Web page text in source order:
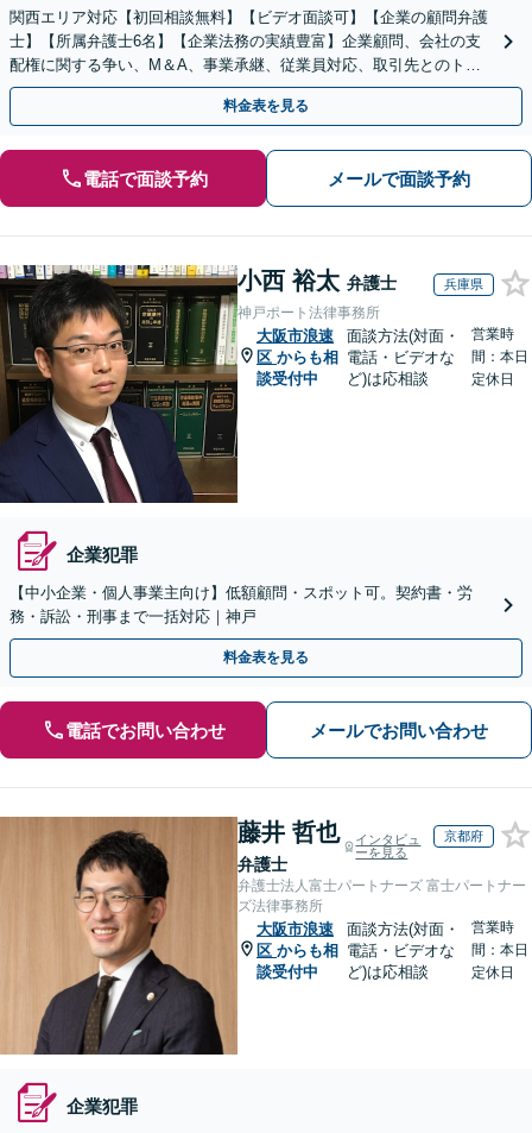
関西エリア対応【初回相談無料】【ビデオ面談可】【企業の顧問弁護
士】【所属弁護士6名】【企業法務の実績豊富】企業顧問、会社の支
配権に関する争い、M＆A、事業承継、従業員対応、取引先とのトラ
ブル、債権回収等につき豊富な対応実績
料金表を見る
電話で面談予約 メールで面談予約
小西 裕太 弁護士 兵庫県
神戸ポート法律事務所
大阪市浪速
区 からも相
談受付中
面談方法(対面・
電話・ビデオな
ど)は応相談
営業時
間：本日
定休日
企業犯罪
【中小企業・個人事業主向け】低額顧問・スポット可。契約書・労
務・訴訟・刑事まで一括対応｜神戸
料金表を見る
電話でお問い合わせ メールでお問い合わせ
藤井 哲也
弁護士
インタビュ
ーを見る
京都府
弁護士法人富士パートナーズ 富士パートナー
ズ法律事務所
大阪市浪速
区 からも相
談受付中
面談方法(対面・
電話・ビデオな
ど)は応相談
営業時
間：本日
定休日
企業犯罪